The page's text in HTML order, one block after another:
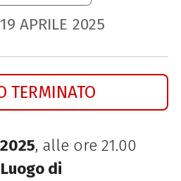
19 APRILE 2025
TERMINATO
, alle ore 21.00
di